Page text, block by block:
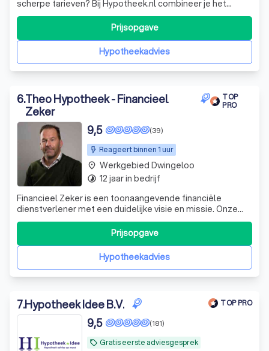
scherpe tarieven? Bij Hypotheek.nl combineer je het
gemak van een online afspraak met een persoonlijk advies
op maat, voor een zorgeloze aanvraag. Begin vandaag nog
met het verwezenlijken van jouw woondroom! Bij
Hypotheek.nl zit je goed voor alle vra
Hypotheekadvies
Prijsopgave
6.Theo Hypotheek - Financieel
Zeker
TOP
PRO
Reageert binnen 1 uur
(39)
9,5
Financieel Zeker is een toonaangevende financiële
dienstverlener met een duidelijke visie en missie. Onze
focus ligt op het realiseren van brede welvaart voor mens,
milieu en maatschappij. Wij geloven dat financiële
Hypotheekadvies
Prijsopgave
place Werkgebied Dwingeloo
timelapse 12 jaar in bedrijf
7.Hypotheek Idee B.V. TOP PRO
local_offer Gratis eerste adviesgesprek
(181)
9,5